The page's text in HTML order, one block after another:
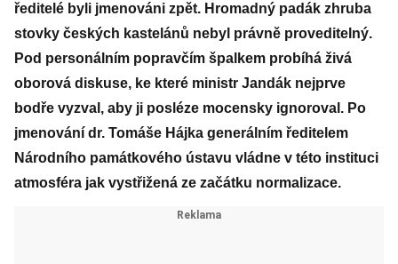
ředitelé byli jmenováni zpět. Hromadný padák zhruba
stovky českých kastelánů nebyl právně proveditelný.
Pod personálním popravčím špalkem probíhá živá
oborová diskuse, ke které ministr Jandák nejprve
bodře vyzval, aby ji posléze mocensky ignoroval. Po
jmenování dr. Tomáše Hájka generálním ředitelem
Národního památkového ústavu vládne v této instituci
atmosféra jak vystřižená ze začátku normalizace.